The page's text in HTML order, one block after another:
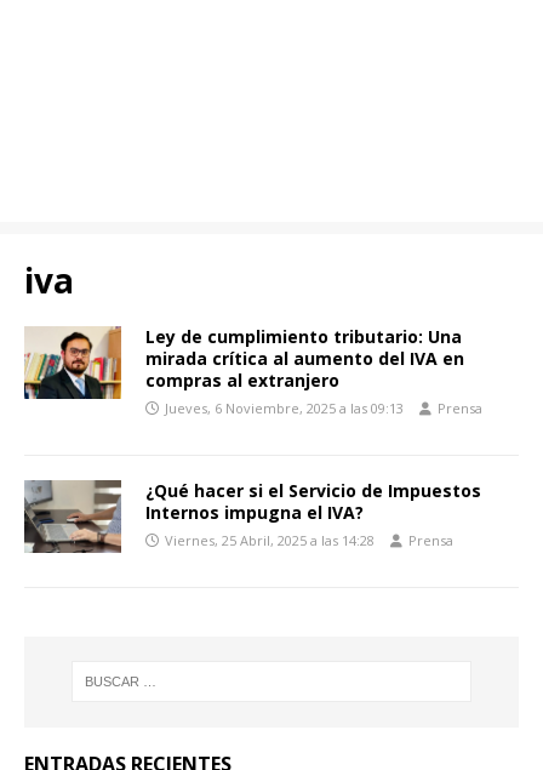
iva
Ley de cumplimiento tributario: Una
mirada crítica al aumento del IVA en
compras al extranjero
Jueves, 6 Noviembre, 2025 a las 09:13 Prensa
¿Qué hacer si el Servicio de Impuestos
Internos impugna el IVA?
Viernes, 25 Abril, 2025 a las 14:28 Prensa
ENTRADAS RECIENTES